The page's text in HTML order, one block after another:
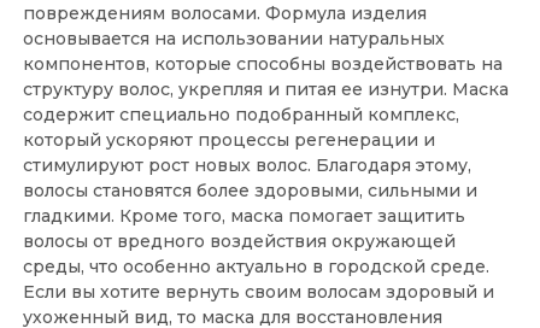
повреждениям волосами. Формула изделия
основывается на использовании натуральных
компонентов, которые способны воздействовать на
структуру волос, укрепляя и питая ее изнутри. Маска
содержит специально подобранный комплекс,
который ускоряют процессы регенерации и
стимулируют рост новых волос. Благодаря этому,
волосы становятся более здоровыми, сильными и
гладкими. Кроме того, маска помогает защитить
волосы от вредного воздействия окружающей
среды, что особенно актуально в городской среде.
Если вы хотите вернуть своим волосам здоровый и
ухоженный вид, то маска для восстановления